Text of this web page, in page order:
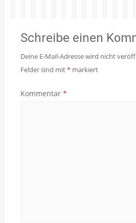
Schreibe einen
Deine E-Mail-Adresse wird nicht
Felder sind mit* markiert
Kommentar *